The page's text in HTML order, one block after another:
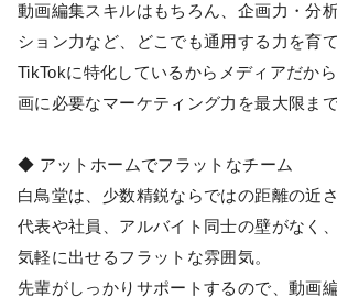
動画編集スキルはもちろん、企画力・分
ション力など、どこでも通用する力を育て
TikTokに特化しているからメディアだか
画に必要なマーケティング力を最大限ま
◆ アットホームでフラットなチーム
白鳥堂は、少数精鋭ならではの距離の近
代表や社員、アルバイト同士の壁がなく
気軽に出せるフラットな雰囲気。
先輩がしっかりサポートするので、動画